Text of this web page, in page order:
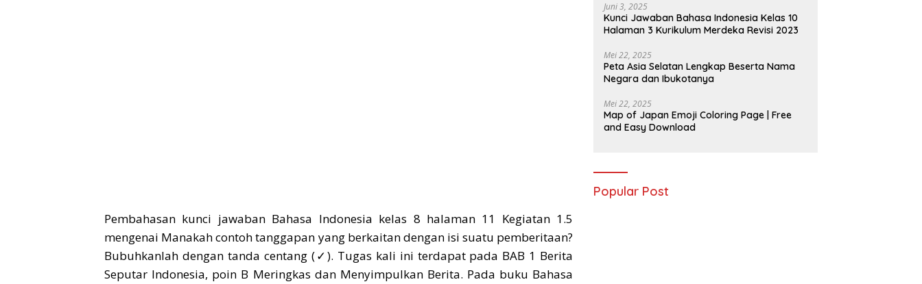
Pembahasan kunci jawaban Bahasa Indonesia kelas 8 halaman 11 Kegiatan 1.5
mengenai Manakah contoh tanggapan yang berkaitan dengan isi suatu pemberitaan?
Bubuhkanlah dengan tanda centang (✓). Tugas kali ini terdapat pada BAB 1 Berita
Seputar Indonesia, poin B Meringkas dan Menyimpulkan Berita. Pada buku Bahasa
Juni 3, 2025
Kunci Jawaban Bahasa Indonesia Kelas 10
Halaman 3 Kurikulum Merdeka Revisi 2023
Mei 22, 2025
Peta Asia Selatan Lengkap Beserta Nama
Negara dan Ibukotanya
Mei 22, 2025
Map of Japan Emoji Coloring Page | Free
and Easy Download
Popular Post